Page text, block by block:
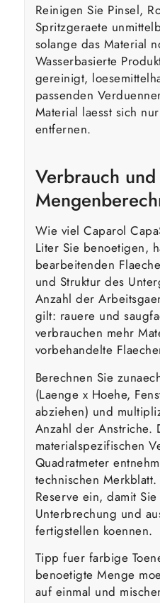
Reinigen Sie Pinsel,
Spritzgeraete
solange das Material
Wasserbasierte
gereinigt,
passenden
Material laesst sich
entfernen.
Verbrauch und
Wie viel Caparol
Liter Sie benoetigen,
bearbeitenden
und Struktur des
Anzahl der
gilt: rauere und
verbrauchen mehr
vorbehandelte
Berechnen Sie
(Laenge x Hoehe,
abziehen) und
Anzahl der Anstriche.
materialspezifischen
Quadratmeter
technischen
Reserve ein, damit
Unterbrechung und
fertigstellen koennen.
Tipp fuer farbige
benoetigte Menge
auf einmal und